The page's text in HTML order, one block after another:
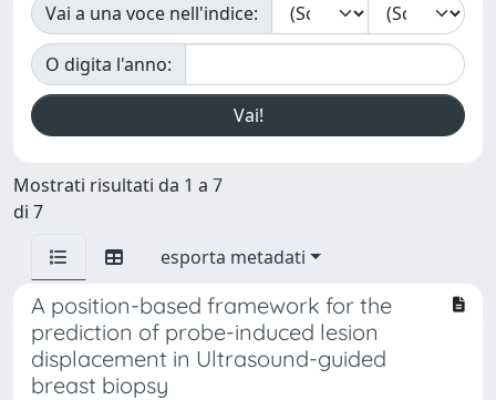
Vai a una voce nell'indice:
O digita l'anno:
Mostrati risultati da 1 a 7
di 7
esporta metadati
A position-based framework for the
prediction of probe-induced lesion
displacement in Ultrasound-guided
breast biopsy